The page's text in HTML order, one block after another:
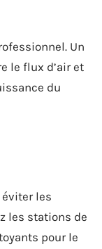
Un
le flux d’air et
du
les
les stations de
pour le